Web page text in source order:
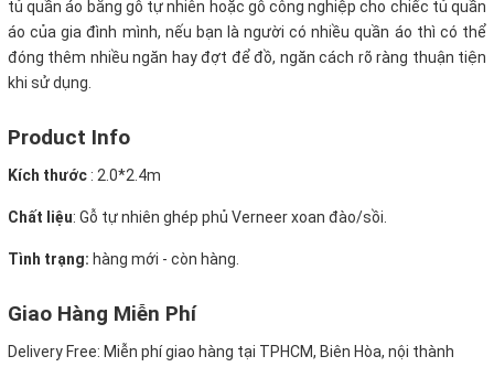
tủ quần áo bằng gỗ tự nhiên hoặc gỗ công nghiệp cho chiếc tủ quần
áo của gia đình mình, nếu bạn là người có nhiều quần áo thì có thể
đóng thêm nhiều ngăn hay đợt để đồ, ngăn cách rõ ràng thuận tiện
khi sử dụng.
Product Info
Kích thước : 2.0*2.4m
Chất liệu: Gỗ tự nhiên ghép phủ Verneer xoan đào/sồi.
Tình trạng: hàng mới - còn hàng.
Giao Hàng Miễn Phí
Delivery Free: Miễn phí giao hàng tại TPHCM, Biên Hòa, nội thành